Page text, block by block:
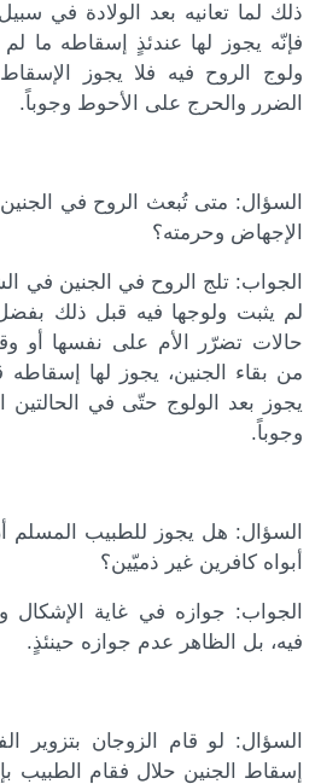
ذلك لما تعانيه بعد الولادة في
فإنّه يجوز لها عندئذٍ إسقاطه ما لم
ولوج الروح فيه فلا يجوز
الضرر والحرج على الأحوط وجوباً.
السؤال: متى تُبعث الروح في
الإجهاض وحرمته؟
الجواب: تلج الروح في الجنين في
لم يثبت ولوجها فيه قبل ذلك
حالات تضرّر الأم على نفسها أو
من بقاء الجنين، يجوز لها إسقاطه
يجوز بعد الولوج حتّى في الحالتين
وجوباً.
السؤال: هل يجوز للطبيب المسلم
أبواه كافرين غير ذميّين؟
الجواب: جوازه في غاية الإشكال
فيه، بل الظاهر عدم جوازه حينئذٍ.
السؤال: لو قام الزوجان بتزوير
إسقاط الجنين حلال فقام الطبيب